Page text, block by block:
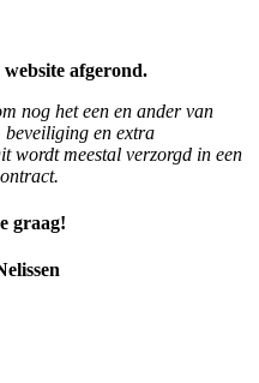
afgerond.
nog het een en ander van
beveiliging en extra
wordt meestal verzorgd in een
graag!